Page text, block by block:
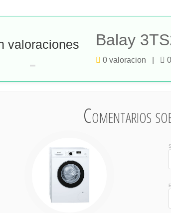
valoraciones
-
Balay
0 valoracion |
Comentarios